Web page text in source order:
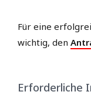
Für eine
wichtig, den
Erforderliche